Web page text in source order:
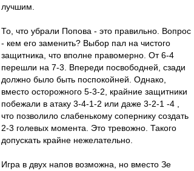
лучшим.
То, что убрали Попова - это правильно. Вопрос
- кем его заменить? Выбор пал на чистого
защитника, что вполне правомерно. От 6-4
перешли на 7-3. Впереди посвободней, сзади
должно было быть поспокойней. Однако,
вместо осторожного 5-3-2, крайние защитники
побежали в атаку 3-4-1-2 или даже 3-2-1 -4 ,
что позволило слабенькому сопернику создать
2-3 голевых момента. Это тревожно. Такого
допускать крайне нежелательно.
Игра в двух напов возможна, но вместо Зе